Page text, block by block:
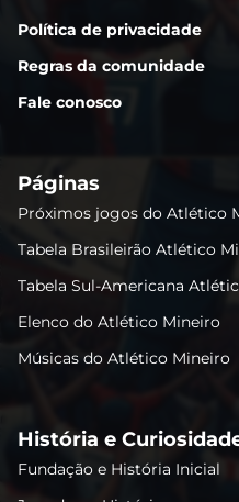
Política de privacidade
Regras da comunidade
Fale conosco
Páginas
Próximos jogos do Atlético
Tabela Brasileirão Atlético
Tabela Sul-Americana
Elenco do Atlético Mineiro
Músicas do Atlético Mineiro
História e
Fundação e História Inicial